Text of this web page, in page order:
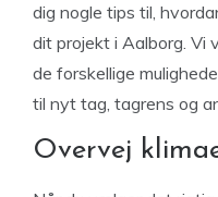
dig nogle tips til,
dit projekt i Aalborg. Vi
de forskellige
til nyt tag, tagrens og
Overvej